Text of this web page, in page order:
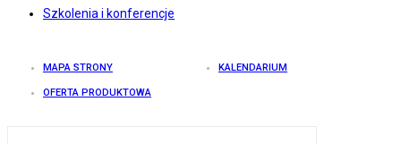
Szkolenia i konferencje
MAPA STRONY KALENDARIUM
OFERTA PRODUKTOWA